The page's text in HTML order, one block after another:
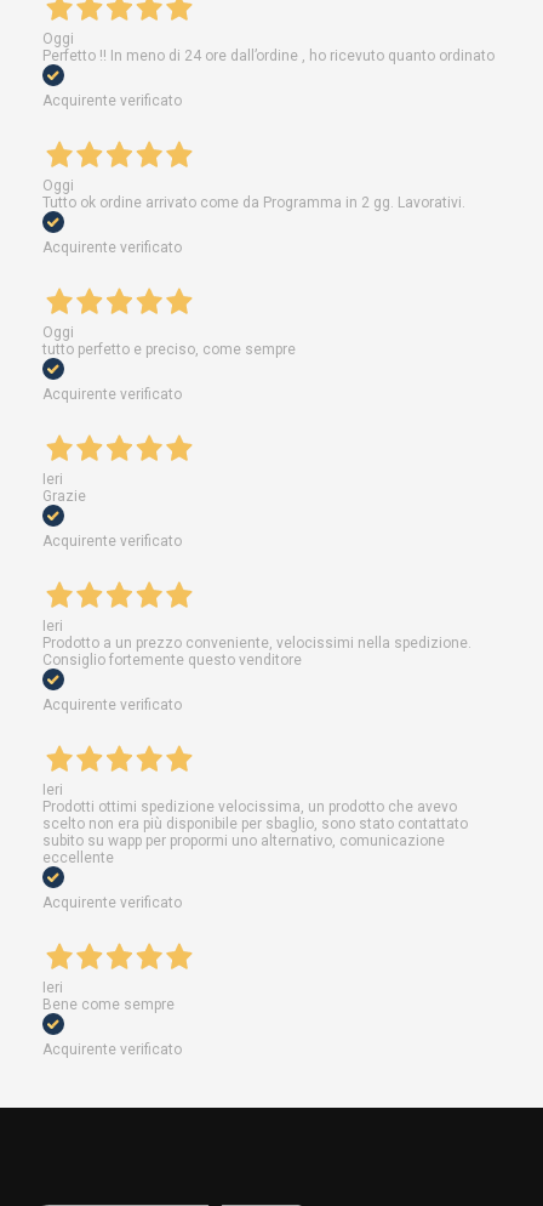
Oggi
Perfetto !! In meno di 24 ore dall’ordine , ho ricevuto quanto ordinato
Acquirente verificato
Oggi
Tutto ok ordine arrivato come da Programma in 2 gg. Lavorativi.
Acquirente verificato
Oggi
tutto perfetto e preciso, come sempre
Acquirente verificato
Ieri
Grazie
Acquirente verificato
Ieri
Prodotto a un prezzo conveniente, velocissimi nella spedizione.
Consiglio fortemente questo venditore
Acquirente verificato
Ieri
Prodotti ottimi spedizione velocissima, un prodotto che avevo
scelto non era più disponibile per sbaglio, sono stato contattato
subito su wapp per propormi uno alternativo, comunicazione
eccellente
Acquirente verificato
Ieri
Bene come sempre
Acquirente verificato